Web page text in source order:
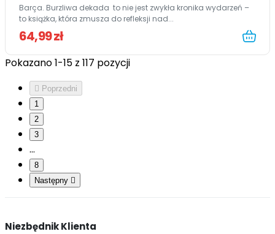
Barça. Burzliwa dekada to nie jest zwykła kronika wydarzeń –
to książka, która zmusza do refleksji nad...
64,99 zł
Pokazano 1-15 z 117 pozycji
 Poprzedni
1
2
3
…
8
Następny 
Niezbędnik Klienta